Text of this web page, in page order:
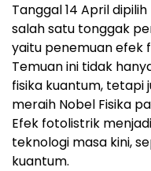
Tanggal 14 April
salah satu tonggak
yaitu penemuan efek
Temuan ini tidak
fisika kuantum, tetapi
meraih Nobel Fisika
Efek fotolistrik
teknologi masa kini,
kuantum.